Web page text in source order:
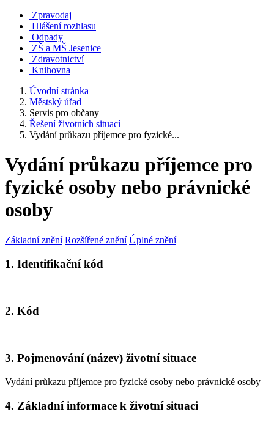
Zpravodaj
Hlášení rozhlasu
Odpady
ZŠ a MŠ Jesenice
Zdravotnictví
Knihovna
Úvodní stránka
Městský úřad
Servis pro občany
Řešení životních situací
Vydání průkazu příjemce pro fyzické...
Vydání průkazu příjemce pro
fyzické osoby nebo právnické
osoby
Základní znění Rozšířené znění Úplné znění
1. Identifikační kód
2. Kód
3. Pojmenování (název) životní situace
Vydání průkazu příjemce pro fyzické osoby nebo právnické osoby
4. Základní informace k životní situaci